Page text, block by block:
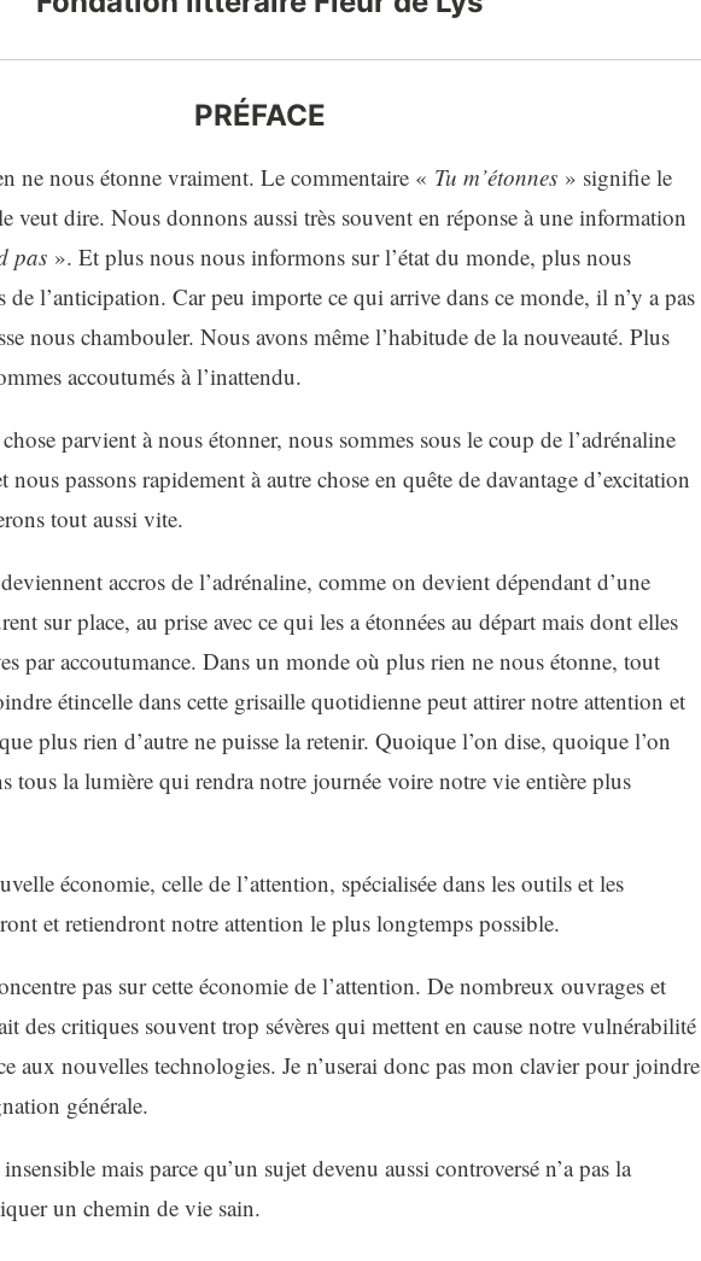
PRÉFACE
ne nous étonne vraiment. Le commentaire « Tu m’étonnes » signifie le
veut dire. Nous donnons aussi très souvent en réponse à une information
pas ». Et plus nous nous informons sur l’état du monde, plus nous
de l’anticipation. Car peu importe ce qui arrive dans ce monde, il n’y a pas
nous chambouler. Nous avons même l’habitude de la nouveauté. Plus
accoutumés à l’inattendu.
parvient à nous étonner, nous sommes sous le coup de l’adrénaline
nous passons rapidement à autre chose en quête de davantage d’excitation
tout aussi vite.
accros de l’adrénaline, comme on devient dépendant d’une
sur place, au prise avec ce qui les a étonnées au départ mais dont elles
par accoutumance. Dans un monde où plus rien ne nous étonne, tout
étincelle dans cette grisaille quotidienne peut attirer notre attention et
plus rien d’autre ne puisse la retenir. Quoique l’on dise, quoique l’on
tous la lumière qui rendra notre journée voire notre vie entière plus
économie, celle de l’attention, spécialisée dans les outils et les
et retiendront notre attention le plus longtemps possible.
pas sur cette économie de l’attention. De nombreux ouvrages et
des critiques souvent trop sévères qui mettent en cause notre vulnérabilité
aux nouvelles technologies. Je n’userai donc pas mon clavier pour joindre
générale.
mais parce qu’un sujet devenu aussi controversé n’a pas la
un chemin de vie sain.